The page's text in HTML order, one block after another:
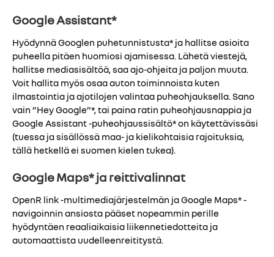
Google Assistant*
Hyödynnä Googlen puhetunnistusta* ja hallitse asioita
puheella pitäen huomiosi ajamisessa. Lähetä viestejä,
hallitse mediasisältöä, saa ajo-ohjeita ja paljon muuta.
Voit hallita myös osaa auton toiminnoista kuten
ilmastointia ja ajotilojen valintaa puheohjauksella. Sano
vain ”Hey Google”*, tai paina ratin puheohjausnappia ja
Google Assistant -puheohjaussisältö* on käytettävissäsi
(tuessa ja sisällössä maa- ja kielikohtaisia rajoituksia,
tällä hetkellä ei suomen kielen tukea).
Google Maps* ja reittivalinnat
OpenR link -multimediajärjestelmän ja Google Maps* -
navigoinnin ansiosta pääset nopeammin perille
hyödyntäen reaaliaikaisia liikennetiedotteita ja
automaattista uudelleenreititystä.